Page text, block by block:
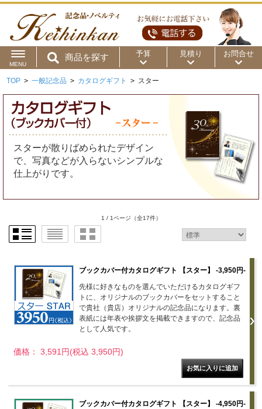
MENU
商品を探す 予算
用途から
商品カテゴリ
価格帯から
～50円
～300円 ～500円 ～1,000円
～2,000円 ～5,000円 ～10,000円
～30,000円
見積り お問合せ
TOP > 一般記念品 > カタログギフト > スター
スターが散りばめられたデザイン
で、写真などが入らないシンプルな
仕上がりです。
1 / 1ページ （全17件）
ブックカバー付カタログギフト 【スター】 -3,950円-
先様に好きなものを選んでいただけるカタログギフ
トに、オリジナルのブックカバーをセットすること
で貴社（貴店）オリジナルの記念品になります。裏
表紙には年表や挨拶文を掲載できますので、記念品
として人気です。
価格： 3,591円(税込 3,950円)
ブックカバー付カタログギフト 【スター】 -4,950円-